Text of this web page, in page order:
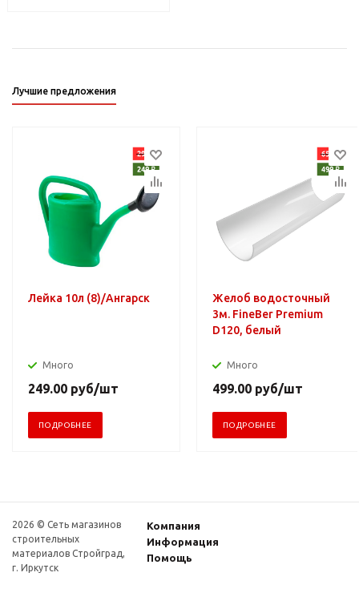
Лучшие предложения
Лейка 10л (8)/Ангарск
Много
249.00 руб/шт
ПОДРОБНЕЕ
Желоб водосточный
3м. FineBer Premium
D120, белый
Много
499.00 руб/шт
ПОДРОБНЕЕ
2026 © Сеть магазинов
строительных
материалов Стройград,
г. Иркутск
Компания
Информация
Помощь